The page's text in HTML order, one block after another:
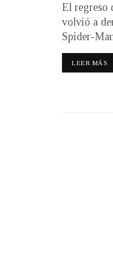
El regreso
volvió a
Spider-
LEER MÁS